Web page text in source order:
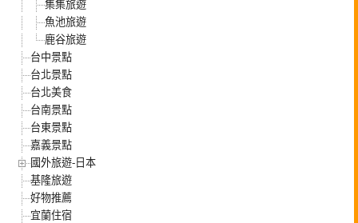
集集旅遊
魚池旅遊
鹿谷旅遊
台中景點
台北景點
台北美食
台南景點
台東景點
嘉義景點
國外旅遊-日本
基隆旅遊
好物推薦
宜蘭住宿